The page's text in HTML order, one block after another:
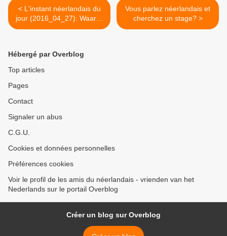
< L'instant néerlandais du
jour (2016_04_27): Waar is
het Babbelcafé?
Vous parlez néerlandais et
cherchez un stage? >
Hébergé par Overblog
Top articles
Pages
Contact
Signaler un abus
C.G.U.
Cookies et données personnelles
Préférences cookies
Voir le profil de les amis du néerlandais - vrienden van het
Nederlands sur le portail Overblog
Créer un blog sur Overblog